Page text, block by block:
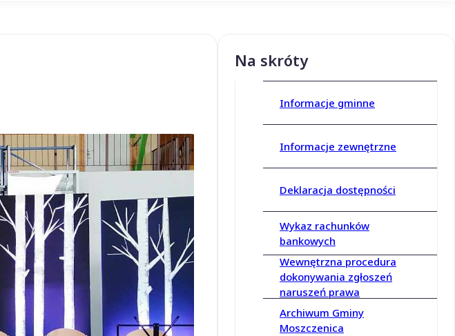
Na skróty
Informacje gminne
Informacje zewnętrzne
Deklaracja dostępności
Wykaz rachunków
bankowych
Wewnętrzna procedura
dokonywania zgłoszeń
naruszeń prawa
Archiwum Gminy
Moszczenica